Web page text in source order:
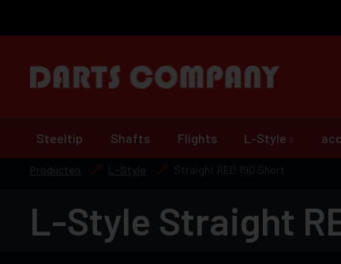
Steeltip Shafts Flights L-Style
Producten L-Style Straight RED 190 Short
L-Style Straight